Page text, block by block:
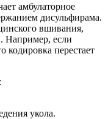
амбулаторное
дисульфирама.
вшивания,
Например, если
кодировка перестает
укола.